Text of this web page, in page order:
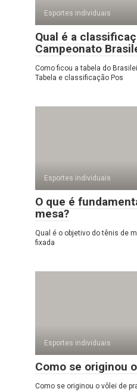
Esportes individuais
Qual é a
Campeonato
Como ficou a tabela do
Tabela e classificação Pos
Esportes individuais
O que é
mesa?
Qual é o objetivo do tênis de
fixada
Esportes individuais
Como se originou
Como se originou o vôlei de